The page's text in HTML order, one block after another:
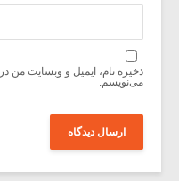
ذخیره نام، ایمیل و وبسایت من
می‌نویسم.